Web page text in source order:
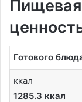
Пищевая
Готового
ккал
1285.3 ккал